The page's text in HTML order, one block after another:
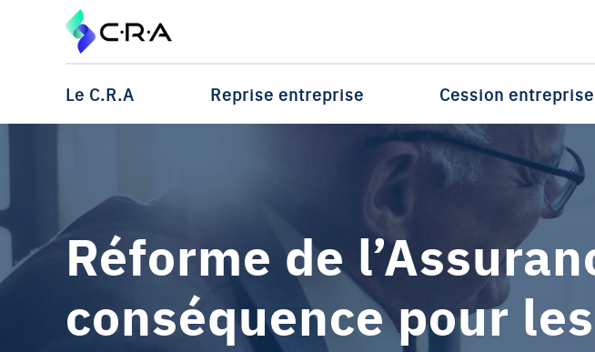
Le C.R.A Reprise entreprise Cession entreprise
Réforme de
conséquence pour